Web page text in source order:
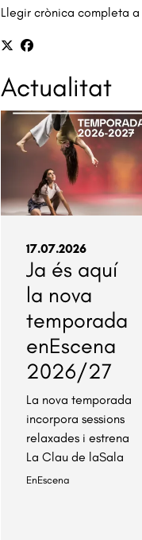
Llegir crònica completa a
Actualitat
17.07.2026
Ja és aquí
la nova
temporada
enEscena
2026/27
La nova temporada
incorpora sessions
relaxades i estrena
La Clau de laSala
EnEscena